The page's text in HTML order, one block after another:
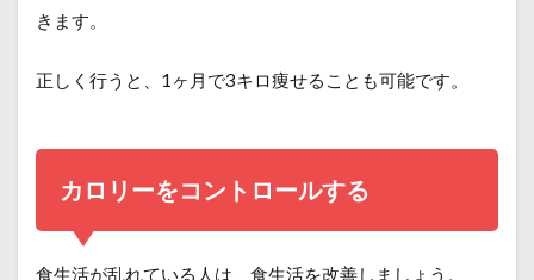
きます。
正しく行うと、1ヶ月で3キロ痩せることも可能です。
カロリーをコントロールする
食生活が乱れている人は、食生活を改善しましょう。